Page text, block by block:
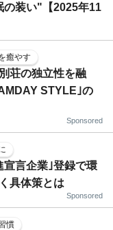
の装い"【2025年11
癒やす
荘の独立性を融
STYLE｣の
Sponsored
言企業｣登録で環
具体策とは
Sponsored
慣